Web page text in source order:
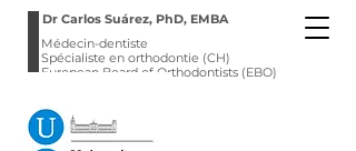
Dr Carlos Suárez, PhD, EMBA
Médecin-dentiste
Spécialiste en orthodontie (CH)
European Board of Orthodontists (EBO)